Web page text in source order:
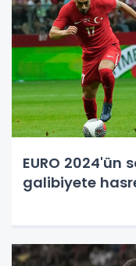
EURO 2024'ün
galibiyete